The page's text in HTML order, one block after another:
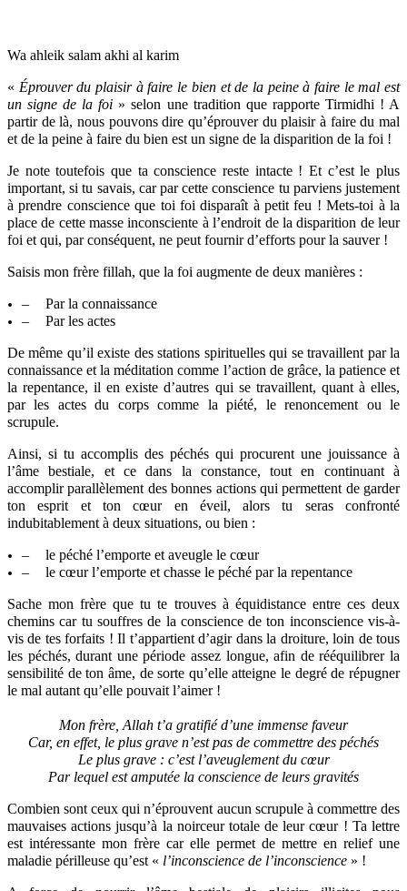
Wa ahleik salam akhi al karim
« Éprouver du plaisir à faire le bien et de la peine à faire le mal est
un signe de la foi » selon une tradition que rapporte Tirmidhi ! A
partir de là, nous pouvons dire qu’éprouver du plaisir à faire du mal
et de la peine à faire du bien est un signe de la disparition de la foi !
Je note toutefois que ta conscience reste intacte ! Et c’est le plus
important, si tu savais, car par cette conscience tu parviens justement
à prendre conscience que toi foi disparaît à petit feu ! Mets-toi à la
place de cette masse inconsciente à l’endroit de la disparition de leur
foi et qui, par conséquent, ne peut fournir d’efforts pour la sauver !
Saisis mon frère fillah, que la foi augmente de deux manières :
–
Par la connaissance
–
Par les actes
De même qu’il existe des stations spirituelles qui se travaillent par la
connaissance et la méditation comme l’action de grâce, la patience et
la repentance, il en existe d’autres qui se travaillent, quant à elles,
par les actes du corps comme la piété, le renoncement ou le
scrupule.
Ainsi, si tu accomplis des péchés qui procurent une jouissance à
l’âme bestiale, et ce dans la constance, tout en continuant à
accomplir parallèlement des bonnes actions qui permettent de garder
ton esprit et ton cœur en éveil, alors tu seras confronté
indubitablement à deux situations, ou bien :
–
le péché l’emporte et aveugle le cœur
–
le cœur l’emporte et chasse le péché par la repentance
Sache mon frère que tu te trouves à équidistance entre ces deux
chemins car tu souffres de la conscience de ton inconscience vis-à-
vis de tes forfaits ! Il t’appartient d’agir dans la droiture, loin de tous
les péchés, durant une période assez longue, afin de rééquilibrer la
sensibilité de ton âme, de sorte qu’elle atteigne le degré de répugner
le mal autant qu’elle pouvait l’aimer !
Mon frère, Allah t’a gratifié d’une immense faveur
Car, en effet, le plus grave n’est pas de commettre des péchés
Le plus grave : c’est l’aveuglement du cœur
Par lequel est amputée la conscience de leurs gravités
Combien sont ceux qui n’éprouvent aucun scrupule à commettre des
mauvaises actions jusqu’à la noirceur totale de leur cœur ! Ta lettre
est intéressante mon frère car elle permet de mettre en relief une
maladie périlleuse qu’est « l’inconscience de l’inconscience » !